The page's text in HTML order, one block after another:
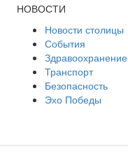
НОВОСТИ
Новости столицы
События
Здравоохранение
Транспорт
Безопасность
Эхо Победы